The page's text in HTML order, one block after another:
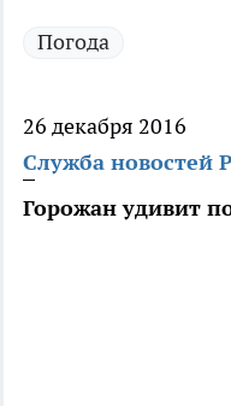
Погода
26 декабря 2016
Служба новостей
Горожан удивит